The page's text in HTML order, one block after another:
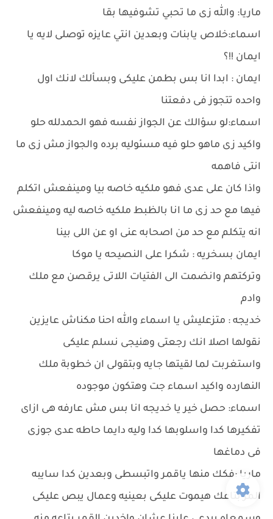
ماريا: والله زى ما تحبي تشوفيها بقا
اسماء:خلاص يابنات وبعدين انتي عايزه توصلى لايه يا
ايمان !!؟
ايمان : ابدا انا بس بطمن عليكى وبسألك لانك اول
واحده تتجوز فى دفعتنا
اسماء:لو سؤالك عن الجواز نفسه فهو الحمدلله حلو
واكيد زى ماهو حلو فيه مسئوليه برده والجواز مش زى ما
انتى فاهمه
واذا كان على عدى فهو ملكيه خاصه بيا ومينفعش اتكلم
فيها مع حد زى ما انا بالظبط ملكيه خاصه ليه ومينفعش
انه يتكلم مع حد من اصحابه عنى او عن اللى بينا
ايمان بسخريه : شكرا على النصيحه يا موكا
وتركتهم وانضمت الى الفتيات اللاتى يرقصن مع ملك
وادم
خديجه : متزعليش يا اسماء والله احنا مكناش عايزين
نقولها اصلا انك رجعتى وهنيجى نسلم عليكى
واستغربت لما لقيتها جايه وبتقولى ان خطوبة ملك
النهارده واكيد اسماء جت وهتكون موجوده
اسماء: حصل خير يا خديجه انا بس مش عارفه هى ازاى
تفكيرها كدا واسلوبها كدا وليه دايما حاطه عدى جوزى
فى دماغها
ماريا :فكك منها ياقمر واتبسطى وبعدين كدا سايبه
المز بتاعك هيموت عليكى بعينيه وعمال يبص عليكى